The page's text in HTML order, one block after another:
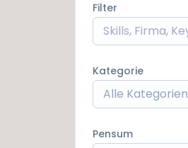
Filter
Kategorie
Alle Kategorien
Pensum